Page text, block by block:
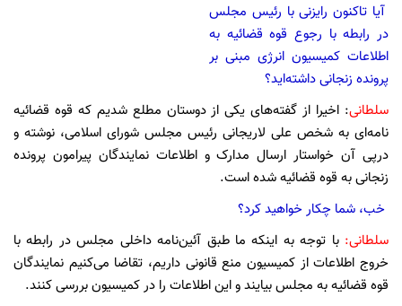
آیا تاکنون رایزنی با رئیس مجلس
در رابطه با رجوع قوه قضائیه به
اطلاعات کمیسیون انرژی مبنی بر
پرونده زنجانی داشته‌اید؟
سلطانی: اخیرا از گفته‌های یکی از دوستان مطلع شدیم که قوه قضائیه
نامه‌ای به شخص علی لاریجانی رئیس مجلس شورای اسلامی، نوشته و
درپی آن خواستار ارسال مدارک و اطلاعات نمایندگان پیرامون پرونده
زنجانی به قوه قضائیه شده است.
خب، شما چکار خواهید کرد؟
سلطانی: با توجه به اینکه ما طبق آئین‌نامه داخلی مجلس در رابطه با
خروج اطلاعات از کمیسیون منع قانونی داریم، تقاضا می‌کنیم نمایندگان
قوه قضائیه به مجلس بیایند و این اطلاعات را در کمیسیون بررسی کنند.